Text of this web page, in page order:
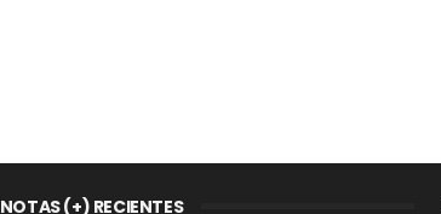
NOTAS (+) RECIENTES